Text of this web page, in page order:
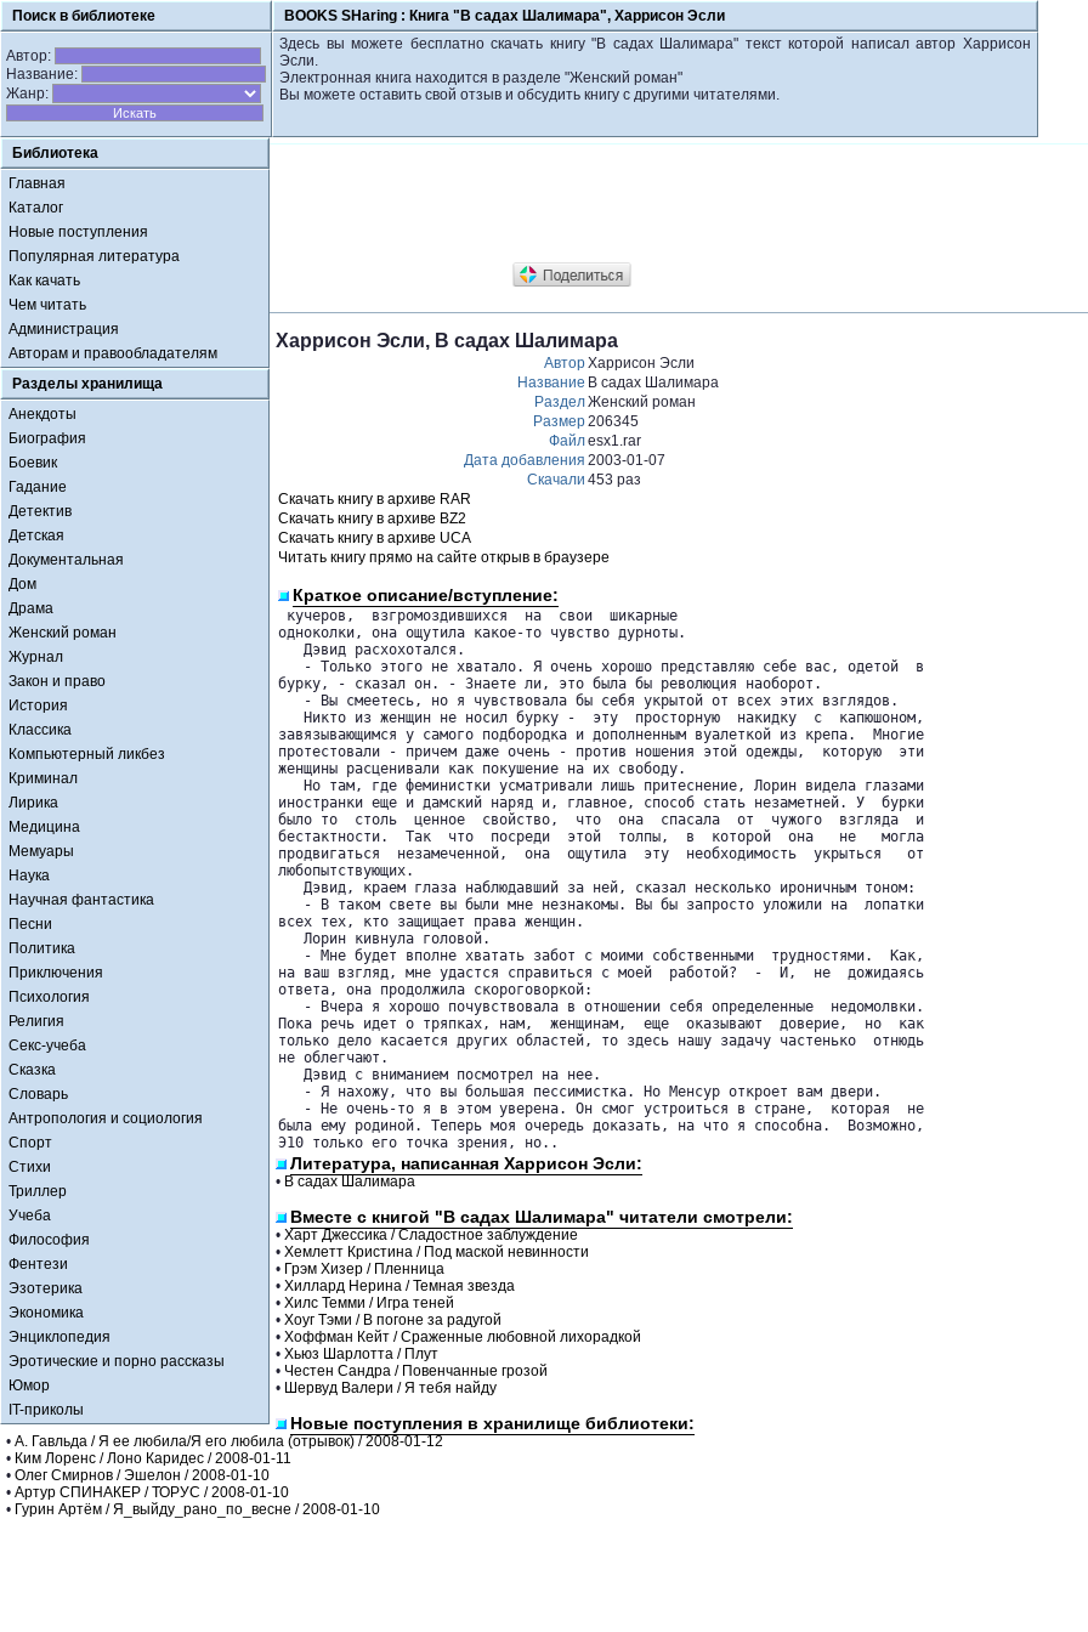
Поиск в библиотеке BOOKS SHaring : Книга "В садах Шалимара", Харрисон Эсли
Автор:
Название:
Жанр:
Здесь вы можете бесплатно скачать книгу "В садах Шалимара" текст которой написал автор Харрисон
Эсли.
Электронная книга находится в разделе "Женский роман"
Вы можете оставить свой отзыв и обсудить книгу с другими читателями.
Библиотека
Главная
Каталог
Новые поступления
Популярная литература
Как качать
Чем читать
Администрация
Авторам и правообладателям
Разделы хранилища
Анекдоты
Биография
Боевик
Гадание
Детектив
Детская
Документальная
Дом
Драма
Женский роман
Журнал
Закон и право
История
Классика
Компьютерный ликбез
Криминал
Лирика
Медицина
Мемуары
Наука
Научная фантастика
Песни
Политика
Приключения
Психология
Религия
Секс-учеба
Сказка
Словарь
Антропология и социология
Спорт
Стихи
Триллер
Учеба
Философия
Фентези
Эзотерика
Экономика
Энциклопедия
Эротические и порно рассказы
Юмор
IT-приколы
Харрисон Эсли, В садах Шалимара
АвторХаррисон Эсли
Название В садах Шалимара
РазделЖенский роман
Размер206345
Файлesx1.rar
Дата добавления 2003-01-07
Скачали 453 раз
Скачать книгу в архиве RAR
Скачать книгу в архиве BZ2
Скачать книгу в архиве UCA
Читать книгу прямо на сайте открыв в браузере
Краткое описание/вступление:
кучеров,  взгромоздившихся  на  свои  шикарные
одноколки, она ощутила какое-то чувство дурноты.
   Дэвид расхохотался.
   - Только этого не хватало. Я очень хорошо представляю себе вас, одетой  в
бурку, - сказал он. - Знаете ли, это была бы революция наоборот.
   - Вы смеетесь, но я чувствовала бы себя укрытой от всех этих взглядов.
   Никто из женщин не носил бурку -  эту  просторную  накидку  с  капюшоном,
завязывающимся у самого подбородка и дополненным вуалеткой из крепа.  Многие
протестовали - причем даже очень - против ношения этой одежды,  которую  эти
женщины расценивали как покушение на их свободу.
   Но там, где феминистки усматривали лишь притеснение, Лорин видела глазами
иностранки еще и дамский наряд и, главное, способ стать незаметней. У  бурки
было то  столь  ценное  свойство,  что  она  спасала  от  чужого  взгляда  и
бестактности.  Так  что  посреди  этой  толпы,  в  которой  она   не   могла
продвигаться  незамеченной,  она  ощутила  эту  необходимость  укрыться   от
любопытствующих.
   Дэвид, краем глаза наблюдавший за ней, сказал несколько ироничным тоном:
   - В таком свете вы были мне незнакомы. Вы бы запросто уложили на  лопатки
всех тех, кто защищает права женщин.
   Лорин кивнула головой.
   - Мне будет вполне хватать забот с моими собственными  трудностями.  Как,
на ваш взгляд, мне удастся справиться с моей  работой?  -  И,  не  дожидаясь
ответа, она продолжила скороговоркой:
   - Вчера я хорошо почувствовала в отношении себя определенные  недомолвки.
Пока речь идет о тряпках, нам,  женщинам,  еще  оказывают  доверие,  но  как
только дело касается других областей, то здесь нашу задачу частенько  отнюдь
не облегчают.
   Дэвид с вниманием посмотрел на нее.
   - Я нахожу, что вы большая пессимистка. Но Менсур откроет вам двери.
   - Не очень-то я в этом уверена. Он смог устроиться в стране,  которая  не
была ему родиной. Теперь моя очередь доказать, на что я способна.  Возможно,
Э10 только его точка зрения, но..
Литература, написанная Харрисон Эсли:
• В садах Шалимара
Вместе с книгой "В садах Шалимара" читатели смотрели:
• Харт Джессика / Сладостное заблуждение
• Хемлетт Кристина / Под маской невинности
• Грэм Хизер / Пленница
• Хиллард Нерина / Темная звезда
• Хилс Темми / Игра теней
• Хоуг Тэми / В погоне за радугой
• Хоффман Кейт / Сраженные любовной лихорадкой
• Хьюз Шарлотта / Плут
• Честен Сандра / Повенчанные грозой
• Шервуд Валери / Я тебя найду
Новые поступления в хранилище библиотеки:
• А. Гавльда / Я ее любила/Я его любила (отрывок) / 2008-01-12
• Ким Лоренс / Лоно Каридес / 2008-01-11
• Олег Смирнов / Эшелон / 2008-01-10
• Артур СПИНАКЕР / ТОРУС / 2008-01-10
• Гурин Артём / Я_выйду_рано_по_весне / 2008-01-10